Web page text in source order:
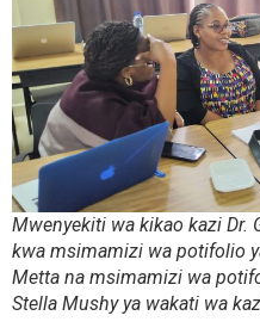
Mwenyekiti wa kikao kazi Dr.
kwa msimamizi wa potifolio
Metta na msimamizi wa
Stella Mushy ya wakati wa